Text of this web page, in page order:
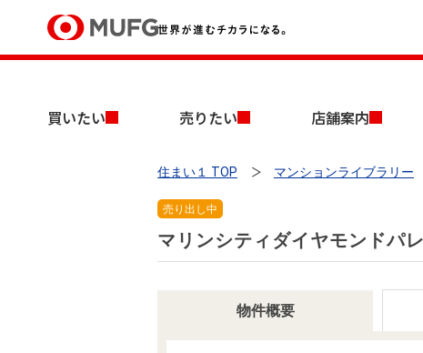
買いたい 売りたい 店舗案内
買いたいTOP
中古マンションを探す
売りたいTOP
店舗案内TOP
会社情報TOP
採用情報TOP
売りたい
住まい１ TOP マンションライブラリー
売り出し中
マリンシティダイヤモンドパ
物件概要